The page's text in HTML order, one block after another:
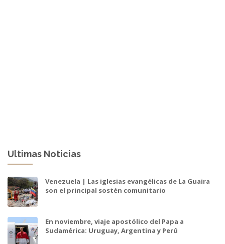
Ultimas Noticias
Venezuela | Las iglesias evangélicas de La Guaira
son el principal sostén comunitario
En noviembre, viaje apostólico del Papa a
Sudamérica: Uruguay, Argentina y Perú